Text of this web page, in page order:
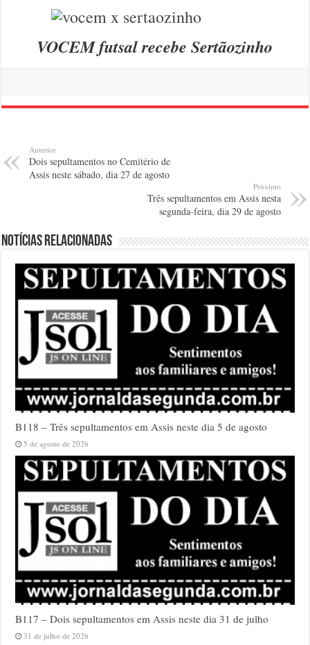
VOCEM futsal recebe Sertãozinho
Anterior
Dois sepultamentos no Cemitério de
Assis neste sábado, dia 27 de agosto
Próximo
Três sepultamentos em Assis nesta
segunda-feira, dia 29 de agosto
Notícias relacionadas
B118 – Três sepultamentos em Assis neste dia 5 de agosto
5 de agosto de 2026
B117 – Dois sepultamentos em Assis neste dia 31 de julho
31 de julho de 2026